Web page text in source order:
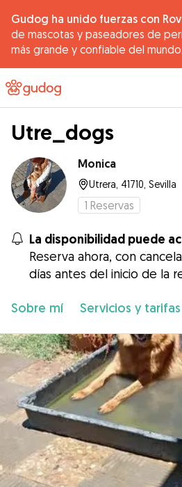
Gudog ha unido fuerzas con
de mascotas y paseadores de
más grande y confiable del mundo.
Utre_dogs
Monica
Utrera, 41710, Sevilla
1 Reservas
La disponibilidad puede
Reserva ahora, con
días antes del inicio de la
Sobre mí Servicios y tarifas